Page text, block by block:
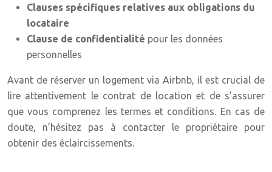
Clauses spécifiques relatives aux obligations du
locataire
Clause de confidentialité pour les données
personnelles
Avant de réserver un logement via Airbnb, il est crucial de
lire attentivement le contrat de location et de s’assurer
que vous comprenez les termes et conditions. En cas de
doute, n’hésitez pas à contacter le propriétaire pour
obtenir des éclaircissements.